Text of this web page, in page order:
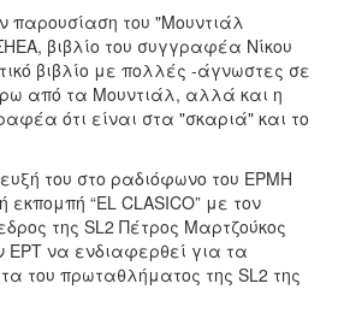
παρουσίαση του "Μουντιάλ
βιβλίο του συγγραφέα Νίκου
βιβλίο με πολλές -άγνωστες σε
από τα Μουντιάλ, αλλά και η
ότι είναι στα "σκαριά" και το
του στο ραδιόφωνο του ΕΡΜΗ
εκπομπή “EL CLASICO” με τον
της SL2 Πέτρος Μαρτζούκος
ΕΡΤ να ενδιαφερθεί για τα
του πρωταθλήματος της SL2 της